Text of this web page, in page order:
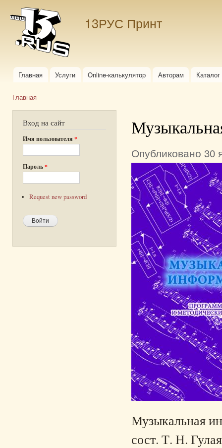
13РУС Принт
Главное меню
Главная Услуги Online-калькулятор Авторам
Главная
Вход на сайт
Имя пользователя *
Пароль*
Request new password
Опубликовано 30
Музыкальная
сост. Т. Н.